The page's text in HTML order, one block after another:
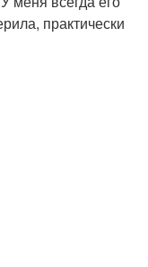
практически